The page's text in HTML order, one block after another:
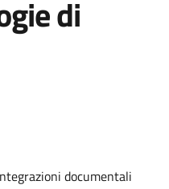
di
documentali